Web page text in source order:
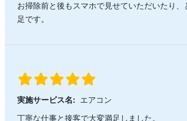
お掃除前と後もスマホで見せていただいたり
足です。
実施サービス名:
エアコン
丁寧な仕事と接客で大変満足しました。